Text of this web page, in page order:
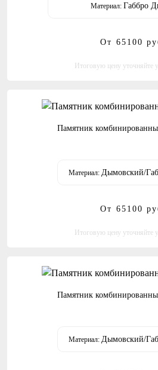
Материал: Габбро
От 65100
Итоговую цену уточняйте
Памятник
Материал: Дымовский/
От 65100
Итоговую цену уточняйте
Памятник
Материал: Дымовский/